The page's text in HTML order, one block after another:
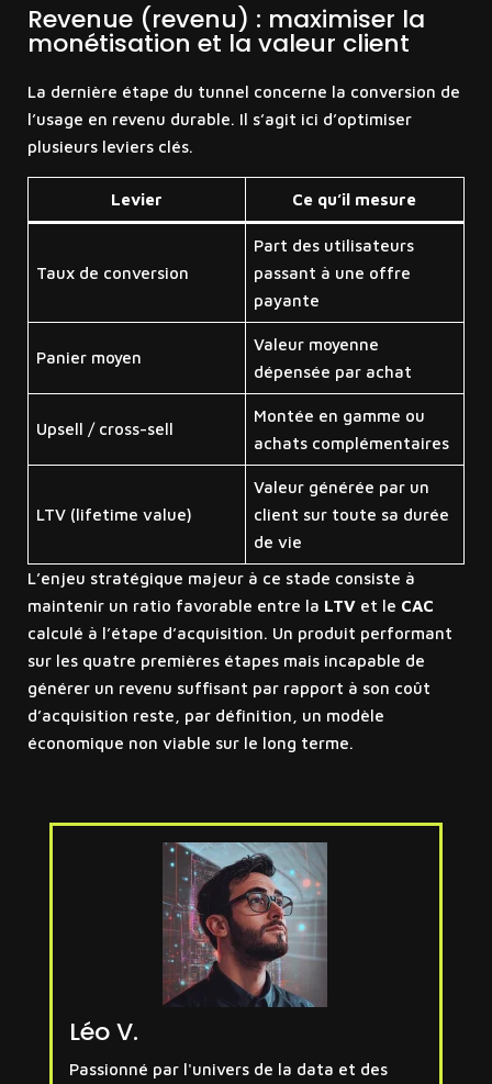
Revenue (revenu) : maximiser la
monétisation et la valeur client
La dernière étape du tunnel concerne la conversion de
l’usage en revenu durable. Il s’agit ici d’optimiser
plusieurs leviers clés.
Levier Ce qu’il mesure
Taux de conversion
Part des utilisateurs
passant à une offre
payante
Panier moyen
Valeur moyenne
dépensée par achat
Upsell / cross-sell
Montée en gamme ou
achats complémentaires
LTV (lifetime value)
Valeur générée par un
client sur toute sa durée
de vie
L’enjeu stratégique majeur à ce stade consiste à
maintenir un ratio favorable entre la LTVet le CAC
calculé à l’étape d’acquisition. Un produit performant
sur les quatre premières étapes mais incapable de
générer un revenu suffisant par rapport à son coût
d’acquisition reste, par définition, un modèle
économique non viable sur le long terme.
Léo V.
Passionné par l'univers de la data et des